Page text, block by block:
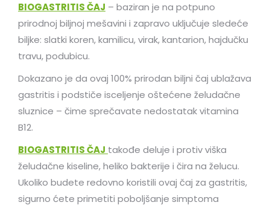
BIOGASTRITIS ČAJ – baziran je na potpuno
prirodnoj biljnoj mešavini i zapravo uključuje sledeće
biljke: slatki koren, kamilicu, virak, kantarion, hajdučku
travu, podubicu.
Dokazano je da ovaj 100% prirodan biljni čaj ublažava
gastritis i podstiče isceljenje oštećene želudačne
sluznice – čime sprečavate nedostatak vitamina
B12.
BIOGASTRITIS ČAJ takođe deluje i protiv viška
želudačne kiseline, heliko bakterije i čira na želucu.
Ukoliko budete redovno koristili ovaj čaj za gastritis,
sigurno ćete primetiti poboljšanje simptoma